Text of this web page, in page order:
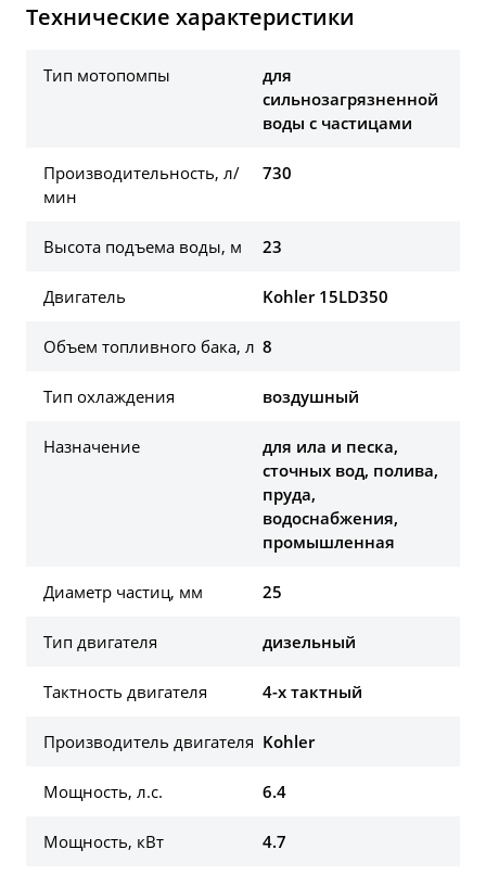
Технические характеристики
Тип мотопомпы
для
сильнозагрязненной
воды с частицами
Производительность, л/
мин
730
Высота подъема воды, м 23
Двигатель Kohler 15LD350
Объем топливного бака, л 8
Тип охлаждения воздушный
Назначение
для ила и песка,
сточных вод, полива,
пруда,
водоснабжения,
промышленная
Диаметр частиц, мм 25
Тип двигателя дизельный
Тактность двигателя 4-х тактный
Производитель двигателя Kohler
Мощность, л.с. 6.4
Мощность, кВт 4.7